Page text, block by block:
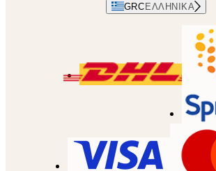
GRCΕΛΛΗΝΙΚΆ